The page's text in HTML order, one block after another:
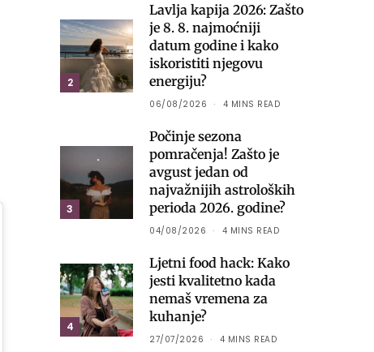
2
Lavlja kapija 2026: Zašto
je 8. 8. najmoćniji
datum godine i kako
iskoristiti njegovu
energiju?
06/08/2026 4 MINS READ
3
Počinje sezona
pomračenja! Zašto je
avgust jedan od
najvažnijih astroloških
perioda 2026. godine?
04/08/2026 4 MINS READ
4
Ljetni food hack: Kako
jesti kvalitetno kada
nemaš vremena za
kuhanje?
27/07/2026 4 MINS READ